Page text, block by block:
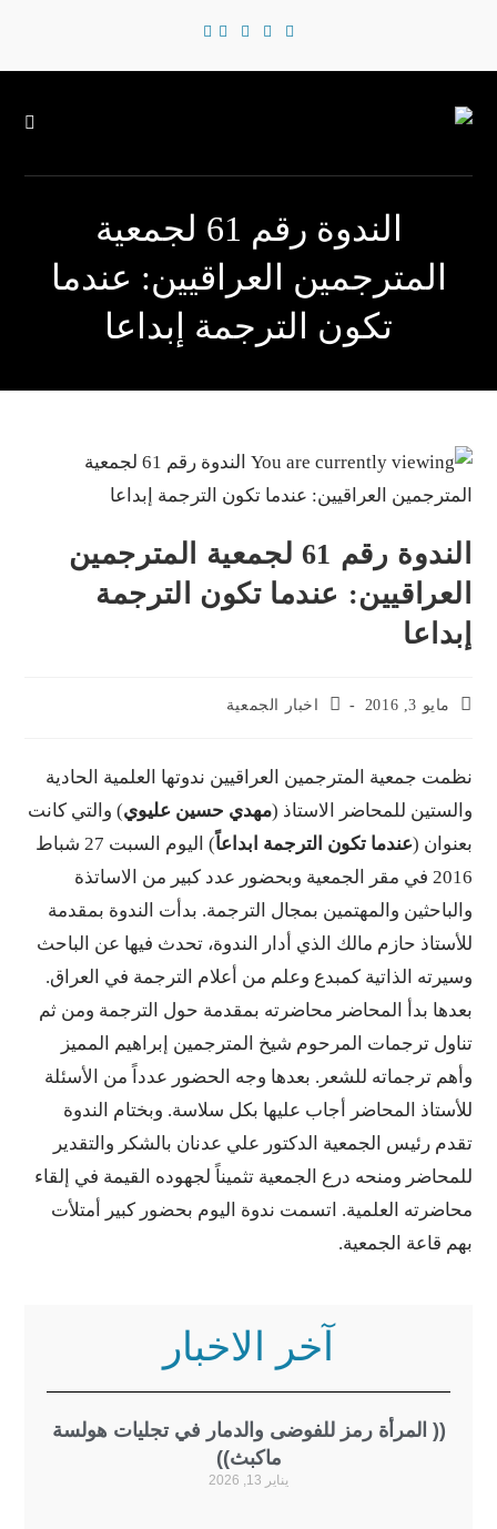
الندوة رقم 61 لجمعية
العراقيين: عندما
تكون الترجمة إبداعا
الندوة رقم 61 لجمعية المترجمين
عندما تكون الترجمة
اخبار الجمعية
المترجمين العراقيين ندوتها العلمية الحادية
للمحاضر الاستاذ ( مهدي حسين عليوي) والتي كانت
عندما تكون الترجمة ابداعاً
) اليوم السبت 27 شباط
في مقر الجمعية وبحضور عدد كبير من الاساتذة
والمهتمين بمجال الترجمة. بدأت الندوة بمقدمة
حازم مالك الذي أدار الندوة، تحدث فيها عن الباحث
الذاتية كمبدع وعلم من أعلام الترجمة في العراق.
المحاضر محاضرته بمقدمة حول الترجمة ومن ثم
المرحوم شيخ المترجمين إبراهيم المميز
للشعر. بعدها وجه الحضور عدداً من الأسئلة
المحاضر أجاب عليها بكل سلاسة. وبختام الندوة
الجمعية الدكتور علي عدنان بالشكر والتقدير
ومنحه درع الجمعية تثميناً لجهوده القيمة في إلقاء
العلمية. اتسمت ندوة اليوم بحضور كبير أمتلأت
الجمعية.
آخر الاخبار
رمز للفوضى والدمار في تجليات هولسة